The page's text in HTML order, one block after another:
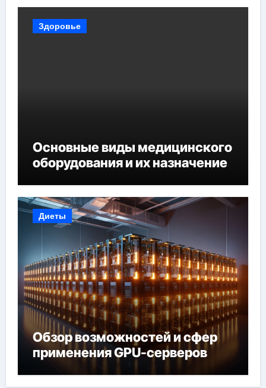
Здоровье
Основные виды медицинского
оборудования и их назначение
Диеты
Обзор возможностей и сфер
применения GPU-серверов